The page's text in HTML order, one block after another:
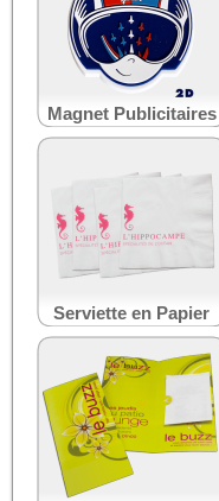
Magnet Publicitaires
Serviette en Papier